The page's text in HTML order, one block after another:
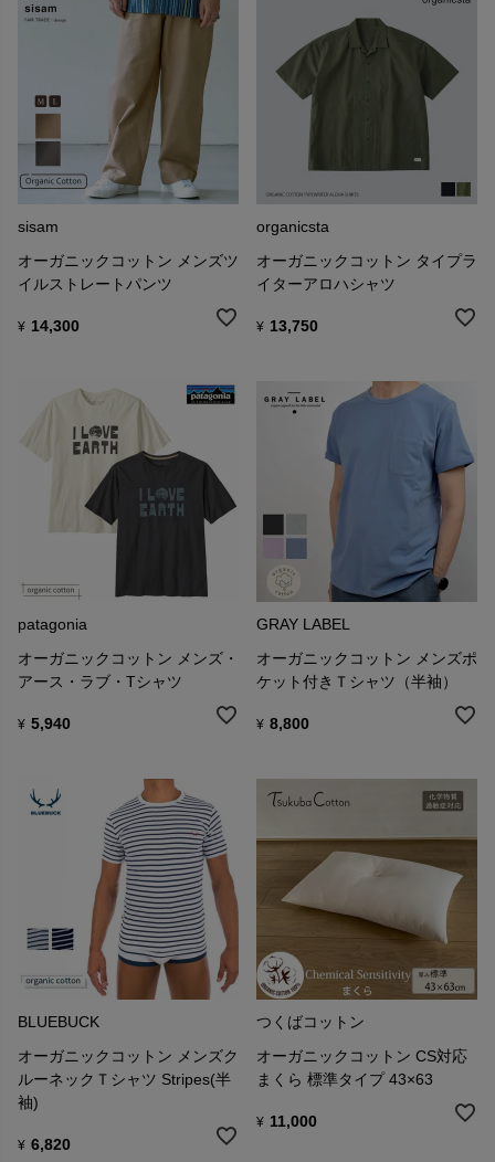
sisam
オーガニックコットン メンズツ
イルストレートパンツ
¥ 14,300
organicsta
オーガニックコットン タイプラ
イターアロハシャツ
¥ 13,750
patagonia
オーガニックコットン メンズ・
アース・ラブ・Tシャツ
¥ 5,940
GRAY LABEL
オーガニックコットン メンズポ
ケット付きＴシャツ（半袖）
¥ 8,800
BLUEBUCK
オーガニックコットン メンズク
ルーネックＴシャツ Stripes(半
袖)
¥ 6,820
つくばコットン
オーガニックコットン CS対応
まくら 標準タイプ 43×63
¥ 11,000